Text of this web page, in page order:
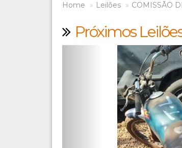
Home Leilões COMISSÃO
Próximos
Previous